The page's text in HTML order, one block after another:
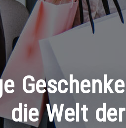
die Welt